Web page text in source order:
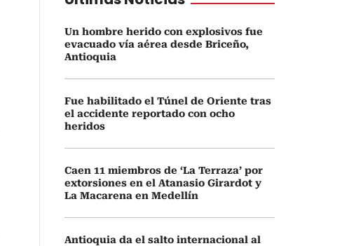
Un hombre herido con explosivos fue
evacuado vía aérea desde Briceño,
Antioquia
Fue habilitado el Túnel de Oriente tras
el accidente reportado con ocho
heridos
Caen 11 miembros de ‘La Terraza’ por
extorsiones en el Atanasio Girardot y
La Macarena en Medellín
Antioquia da el salto internacional al